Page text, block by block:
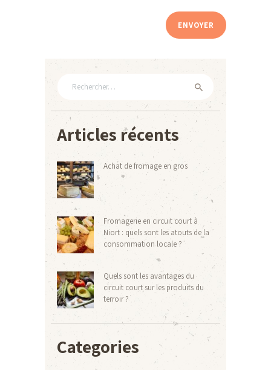
Articles récents
Achat de fromage en gros
Fromagerie en circuit court à
Niort : quels sont les atouts de la
consommation locale ?
Quels sont les avantages du
circuit court sur les produits du
terroir ?
Categories